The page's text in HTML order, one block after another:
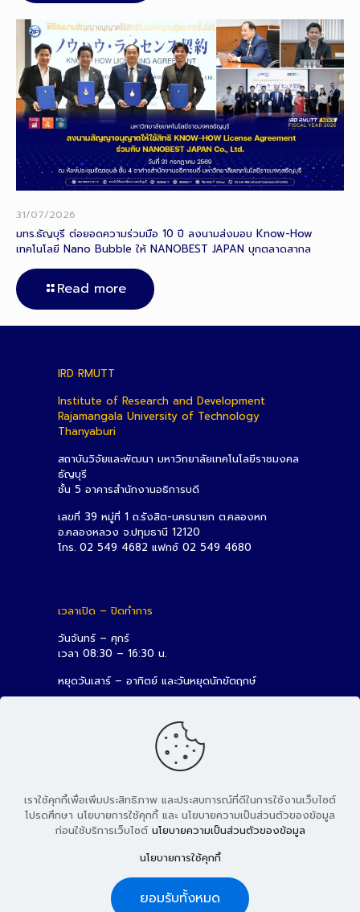
31/07/2026
มทร.ธัญบุรี ต่อยอดความร่วมมือ 10 ปี ลงนามส่งมอบ Know-How
เทคโนโลยี Nano Bubble ให้ NANOBEST JAPAN บุกตลาดสากล
Read more
IRD RMUTT
Institute of Research and Development
Rajamangala University of Technology
Thanyaburi
สถาบันวิจัยและพัฒนา มหาวิทยาลัยเทคโนโลยีราชมงคล
ธัญบุรี
ชั้น 5 อาคารสำนักงานอธิการบดี
เลขที่ 39 หมู่ที่ 1 ถ.รังสิต-นครนายก ต.คลองหก
อ.คลองหลวง จ.ปทุมธานี 12120
โทร. 02 549 4682 แฟกซ์ 02 549 4680
เวลาเปิด – ปิดทำการ
วันจันทร์ – ศุกร์
เวลา 08:30 – 16:30 น.
หยุดวันเสาร์ – อาทิตย์ และวันหยุดนักขัตฤกษ์
© 2026 สถาบันวิจัยและพัฒนา มหาวิทยาลัยเทคโนโลยีราชมงคล
ธัญบุรี
เราใช้คุกกี้เพื่อเพิ่มประสิทธิภาพ และประสบการณ์ที่ดีในการใช้งานเว็บไซต์
โปรดศึกษา นโยบายการใช้คุกกี้ และ นโยบายความเป็นส่วนตัวของข้อมูล
ก่อนใช้บริการเว็บไซต์ นโยบายความเป็นส่วนตัวของข้อมูล
นโยบายการใช้คุกกี้
ยอมรับทั้งหมด